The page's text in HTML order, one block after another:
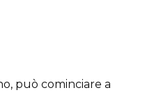
può cominciare a